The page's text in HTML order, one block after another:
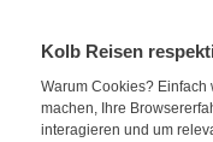
Kolb Reisen
Warum Cookies? Einfach
machen, Ihre
interagieren und um